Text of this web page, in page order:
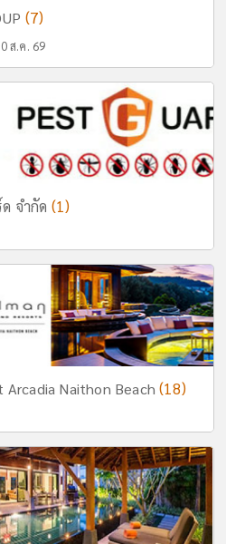
(7)
ส.ค. 69
จำกัด (1)
Arcadia Naithon Beach(18)